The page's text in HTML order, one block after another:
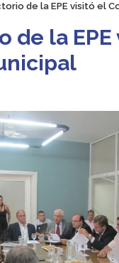
de la EPE visitó el
de la